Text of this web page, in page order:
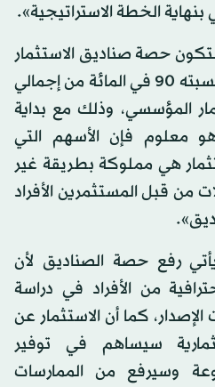
الخطة الاستراتيجية».
حصة صناديق الاستثمار
المطروحة طرحًا عامًا، ما نسبته 90 في المائة من إجمالي
المؤسسي، وذلك مع بداية
معلوم فإن الأسهم التي
هي مملوكة بطريقة غير
من قبل المستثمرين الأفراد
رفع حصة الصناديق لأن
من الأفراد في دراسة
كما أن الاستثمار عن
سيساهم في توفير
وسيرفع من الممارسات